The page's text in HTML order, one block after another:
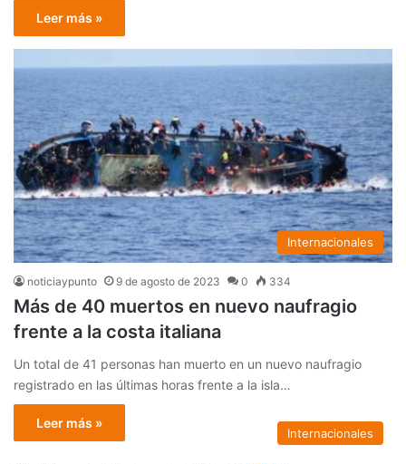
Leer más »
Internacionales
noticiaypunto 9 de agosto de 2023 0 334
Más de 40 muertos en nuevo naufragio
frente a la costa italiana
Un total de 41 personas han muerto en un nuevo naufragio
registrado en las últimas horas frente a la isla…
Leer más »
Internacionales